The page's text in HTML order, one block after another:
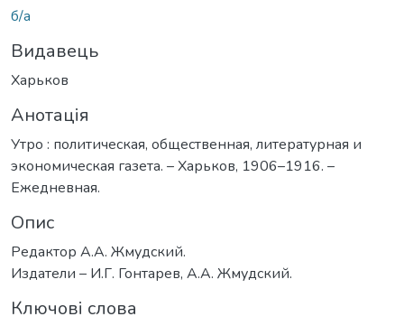
б/а
Видавець
Харьков
Анотація
Утро : политическая, общественная, литературная и
экономическая газета. – Харьков, 1906–1916. –
Ежедневная.
Опис
Редактор А.А. Жмудский.
Издатели – И.Г. Гонтарев, А.А. Жмудский.
Ключові слова